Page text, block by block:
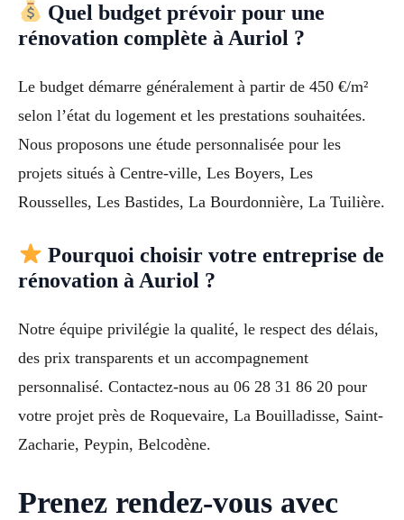
Quel budget prévoir pour une
rénovation complète à Auriol ?
Le budget démarre généralement à partir de 450 €/m²
selon l’état du logement et les prestations souhaitées.
Nous proposons une étude personnalisée pour les
projets situés à Centre-ville, Les Boyers, Les
Rousselles, Les Bastides, La Bourdonnière, La Tuilière.
Pourquoi choisir votre entreprise de
rénovation à Auriol ?
Notre équipe privilégie la qualité, le respect des délais,
des prix transparents et un accompagnement
personnalisé. Contactez-nous au 06 28 31 86 20 pour
votre projet près de Roquevaire, La Bouilladisse, Saint-
Zacharie, Peypin, Belcodène.
Prenez rendez-vous avec